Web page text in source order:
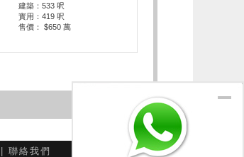
聯絡我們